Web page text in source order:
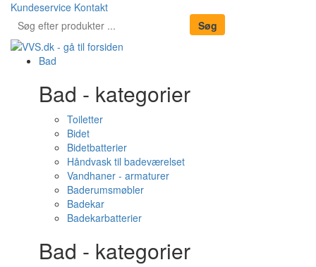
Kundeservice Kontakt
Bad
Bad - kategorier
Toiletter
Bidet
Bidetbatterier
Håndvask til badeværelset
Vandhaner - armaturer
Baderumsmøbler
Badekar
Badekarbatterier
Bad - kategorier